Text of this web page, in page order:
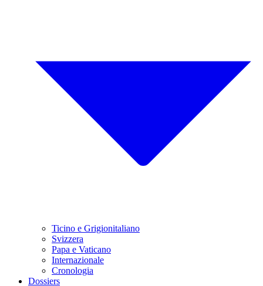
Ticino e Grigionitaliano
Svizzera
Papa e Vaticano
Internazionale
Cronologia
Dossiers